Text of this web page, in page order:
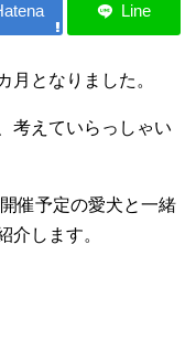
月となりました。
考えていらっしゃい
催予定の愛犬と一緒
介します。